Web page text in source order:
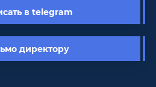
в telegram
директору